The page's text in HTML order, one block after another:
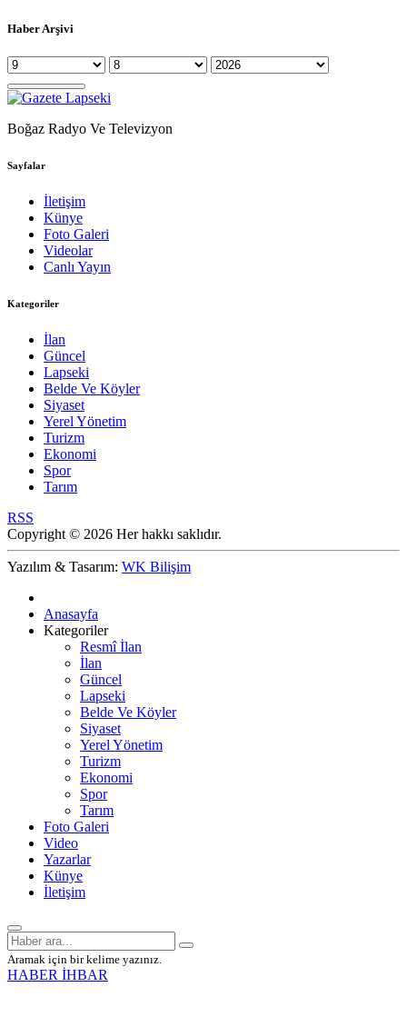
Haber Arşivi
Boğaz Radyo Ve Televizyon
Sayfalar
İletişim
Künye
Foto Galeri
Videolar
Canlı Yayın
Kategoriler
İlan
Güncel
Lapseki
Belde Ve Köyler
Siyaset
Yerel Yönetim
Turizm
Ekonomi
Spor
Tarım
RSS
Copyright © 2026 Her hakkı saklıdır.
Yazılım & Tasarım: WK Bilişim
Anasayfa
Kategoriler
Resmî İlan
İlan
Güncel
Lapseki
Belde Ve Köyler
Siyaset
Yerel Yönetim
Turizm
Ekonomi
Spor
Tarım
Foto Galeri
Video
Yazarlar
Künye
İletişim
Aramak için bir kelime yazınız.
HABER İHBAR